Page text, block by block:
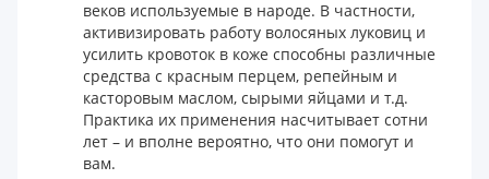
веков используемые в народе. В частности,
активизировать работу волосяных луковиц и
усилить кровоток в коже способны различные
средства с красным перцем, репейным и
касторовым маслом, сырыми яйцами и т.д.
Практика их применения насчитывает сотни
лет – и вполне вероятно, что они помогут и
вам.